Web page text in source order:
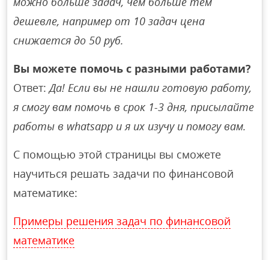
дешевле, например от 10 задач цена
снижается до 50 руб.
Вы можете помочь с разными работами?
Ответ:Да! Если вы не нашли готовую работу,
я смогу вам помочь в срок 1-3 дня, присылайте
работы в whatsapp и я их изучу и помогу вам.
С помощью этой страницы вы сможете
научиться решать задачи по финансовой
математике:
Примеры решения задач по финансовой
математике